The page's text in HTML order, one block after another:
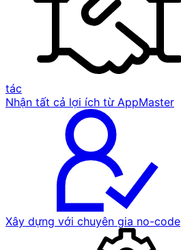
tác
Nhận tất cả lợi ích từ AppMaster
Xây dựng với chuyên gia no-code